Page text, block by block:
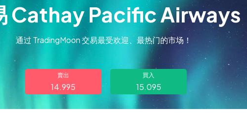
Cathay Pacific Airways
通过 TradingMoon 交易最受欢迎、最热门的市场！
賣出
14.995
買入
15.095